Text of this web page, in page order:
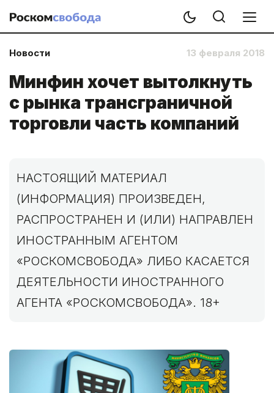
Новости 13 февраля 2018
Минфин хочет вытолкнуть
с рынка трансграничной
торговли часть компаний
НАСТОЯЩИЙ МАТЕРИАЛ
(ИНФОРМАЦИЯ) ПРОИЗВЕДЕН,
РАСПРОСТРАНЕН И (ИЛИ) НАПРАВЛЕН
ИНОСТРАННЫМ АГЕНТОМ
«РОСКОМСВОБОДА» ЛИБО КАСАЕТСЯ
ДЕЯТЕЛЬНОСТИ ИНОСТРАННОГО
АГЕНТА «РОСКОМСВОБОДА». 18+